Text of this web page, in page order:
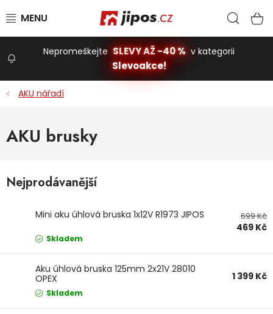
Domácnost
Dětská hřiště
Nepromeškejte SLEVY AŽ -40 % v kategorii
Slevoakce!
AKU nářadí
AKU brusky
Nejprodávanější
Mini aku úhlová bruska 1x12V R1973 JIPOS 699 Kč
469 Kč
Skladem
Aku úhlová bruska 125mm 2x21V 28010
OPEX
1 399 Kč
Skladem